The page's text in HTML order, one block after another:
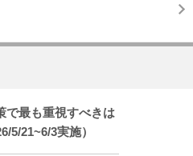
で最も重視すべきは
5/21~6/3実施）